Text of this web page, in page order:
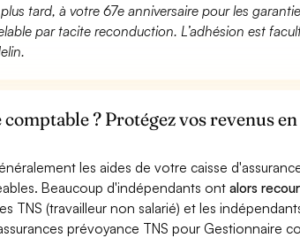
tard, à votre 67e anniversaire pour les
par tacite reconduction. L’adhésion est
? Protégez vos revenus en
les aides de votre caisse
Beaucoup d'indépendants ontalors
TNS (travailleur non salarié) et les
prévoyance TNS pour Gestionnaire